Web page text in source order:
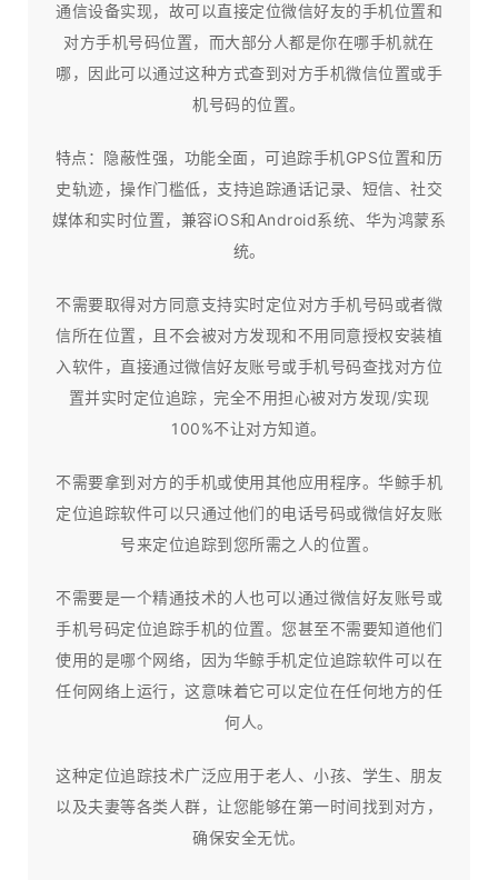
通信设备实现，故可以直接定位微信好友的手机位置和
对方手机号码位置，而大部分人都是你在哪手机就在
哪，因此可以通过这种方式查到对方手机微信位置或手
机号码的位置。
特点：隐蔽性强，功能全面，可追踪手机GPS位置和历
史轨迹，操作门槛低，支持追踪通话记录、短信、社交
媒体和实时位置，兼容iOS和Android系统、华为鸿蒙系
统。
不需要取得对方同意支持实时定位对方手机号码或者微
信所在位置，且不会被对方发现和不用同意授权安装植
入软件，直接通过微信好友账号或手机号码查找对方位
置并实时定位追踪，完全不用担心被对方发现/实现
100%不让对方知道。
不需要拿到对方的手机或使用其他应用程序。华鲸手机
定位追踪软件可以只通过他们的电话号码或微信好友账
号来定位追踪到您所需之人的位置。
不需要是一个精通技术的人也可以通过微信好友账号或
手机号码定位追踪手机的位置。您甚至不需要知道他们
使用的是哪个网络，因为华鲸手机定位追踪软件可以在
任何网络上运行，这意味着它可以定位在任何地方的任
何人。
这种定位追踪技术广泛应用于老人、小孩、学生、朋友
以及夫妻等各类人群，让您能够在第一时间找到对方，
确保安全无忧。